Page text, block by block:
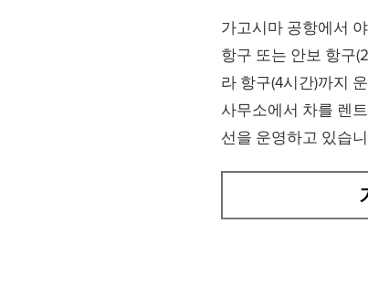
가고시마 공항에서
항구 또는 안보 항구
라 항구(4시간)까지
사무소에서 차를 렌
선을 운영하고 있습